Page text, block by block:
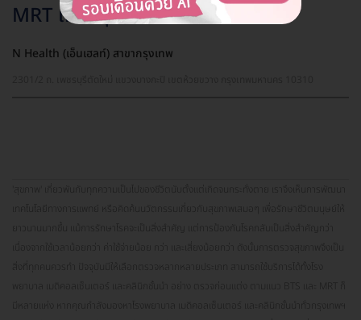
MRT เพชรบุรี
N Health (เอ็นเฮลท์) สาขากรุงเทพ
'สุขภาพ' เกี่ยวพันกับทุกความเป็นไปของชีวิตนับตั้งแต่เกิดจนกระทั่งตาย เราจึงเห็นการพัฒนา
เทคโนโลยีทางการแพทย์ หรือคิดค้นนวัตกรรมเกี่ยวกับสุขภาพเสมอๆ เพื่อรักษาชีวิตมนุษย์ให้
ยาวนานมากขึ้น แม้การรักษาโรคจะเป็นสิ่งสำคัญ แต่การป้องกันโรคกลับเป็นสิ่งสำคัญกว่า
สิ่งที่ทุกคนควรทำ ปัจจุบันมีให้เลือกตรวจหลากหลายประเภท สามารถใช้บริการได้ทั้งโรง
มีหลายแห่ง หากคุณกำลังมองหาโรงพยาบาล เมดิคอลเซ็นเตอร์ และคลินิกชั้นนำทั่วกรุงเทพฯ